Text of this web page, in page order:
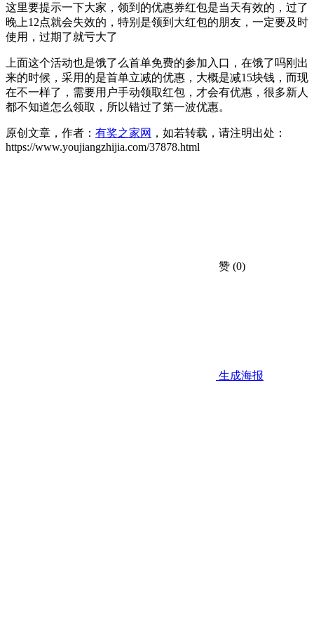
这里要提示一下大家，领到的优惠券红包是当天有效的，过了
晚上12点就会失效的，特别是领到大红包的朋友，一定要及时
使用，过期了就亏大了
上面这个活动也是饿了么首单免费的参加入口，在饿了吗刚出
来的时候，采用的是首单立减的优惠，大概是减15块钱，而现
在不一样了，需要用户手动领取红包，才会有优惠，很多新人
都不知道怎么领取，所以错过了第一波优惠。
原创文章，作者： 有奖之家网 ，如若转载，请注明出处：
https://www.youjiangzhijia.com/37878.html
赞 (0)
生成海报